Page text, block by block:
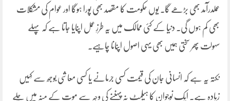
عملدرآمد بھی بڑھے گا۔ یوں حکومت کا مقصد بھی پورا ہوگا اور عوام کی مشکلات
بھی کم ہوں گی۔ دنیا کے کئی ممالک میں یہ طرزِ عمل اپنایا جاتا ہے کہ پہلے
سہولت پھر سختی ہمیں بھی یہی اصول اپنانا چاہیے۔
نکتہ یہ ہے کہ انسانی جان کی قیمت کسی جرمانے یا کسی معاشی بوجھ سے کہیں
زیادہ ہے۔ ایک نوجوان کا ہیلمٹ نہ پہننے کی وجہ سے موت کے منہ میں چلے